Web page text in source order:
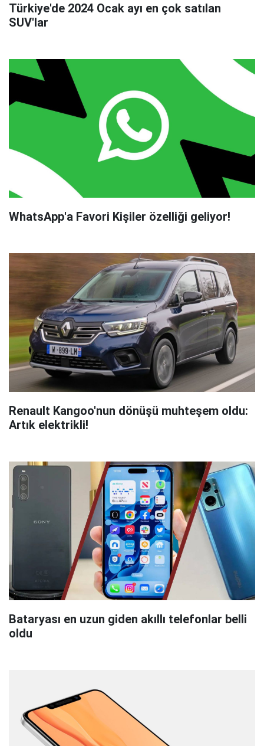
Türkiye'de 2024 Ocak ayı en çok satılan
SUV'lar
WhatsApp'a Favori Kişiler özelliği geliyor!
Renault Kangoo'nun dönüşü muhteşem oldu:
Artık elektrikli!
Bataryası en uzun giden akıllı telefonlar belli
oldu